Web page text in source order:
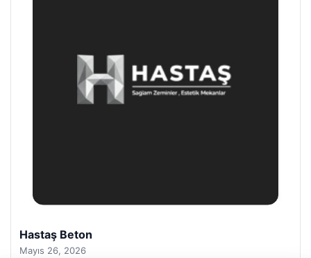
Prenses Night Club
Nisan 29, 2026